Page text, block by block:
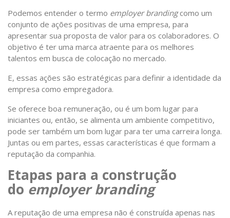
Podemos entender o termo employer brandingcomo um
conjunto de ações positivas de uma empresa, para
apresentar sua proposta de valor para os colaboradores. O
objetivo é ter uma marca atraente para os melhores
talentos em busca de colocação no mercado.
E, essas ações são estratégicas para definir a identidade da
empresa como empregadora.
Se oferece boa remuneração, ou é um bom lugar para
iniciantes ou, então, se alimenta um ambiente competitivo,
pode ser também um bom lugar para ter uma carreira longa.
Juntas ou em partes, essas características é que formam a
reputação da companhia.
Etapas para a construção
do employer branding
A reputação de uma empresa não é construída apenas nas